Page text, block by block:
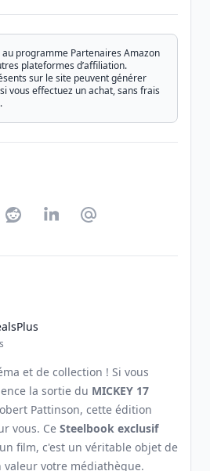
programme Partenaires Amazon
plateformes d’affiliation.
sur le site peuvent générer
vous effectuez un achat, sans frais
RedditLinkedInPartager par Email
et de collection ! Si vous
la sortie du MICKEY 17
Pattinson, cette édition
vous. Ce Steelbook exclusif
film, c'est un véritable objet de
votre médiathèque.